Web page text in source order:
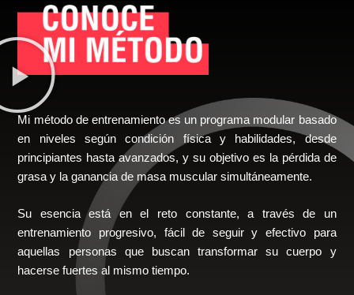
Mi método de entrenamiento es un programa modular basado
en niveles según condición física y habilidades, desde
principiantes hasta avanzados, y su objetivo es la pérdida de
grasa y la ganancia de masa muscular simultáneamente.
Su esencia está en el reto constante, a través de un
entrenamiento progresivo, fácil de seguir y efectivo para
aquellas personas que buscan transformar su cuerpo y
hacerse fuertes al mismo tiempo.